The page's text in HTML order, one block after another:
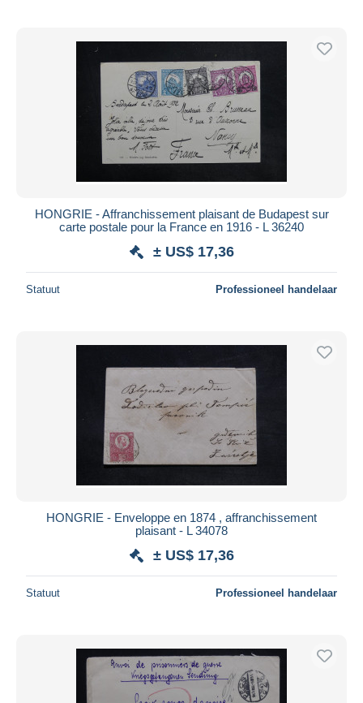
HONGRIE - Affranchissement plaisant de Budapest sur
carte postale pour la France en 1916 - L 36240
± US$ 17,36
Statuut Professioneel handelaar
HONGRIE - Enveloppe en 1874 , affranchissement
plaisant - L 34078
± US$ 17,36
Statuut Professioneel handelaar